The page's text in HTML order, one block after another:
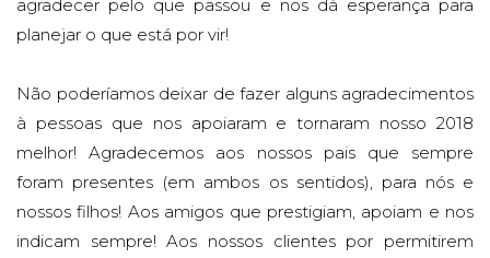
agradecer pelo que passou e nos dá esperança para
planejar o que está por vir!
Não poderíamos deixar de fazer alguns agradecimentos
à pessoas que nos apoiaram e tornaram nosso 2018
melhor! Agradecemos aos nossos pais que sempre
foram presentes (em ambos os sentidos), para nós e
nossos filhos! Aos amigos que prestigiam, apoiam e nos
indicam sempre! Aos nossos clientes por permitirem